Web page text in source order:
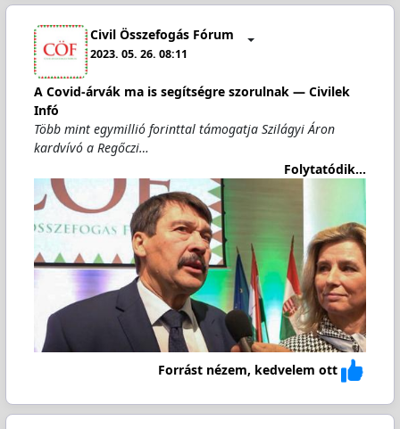
Civil Összefogás Fórum
2023. 05. 26. 08:11
A Covid-árvák ma is segítségre szorulnak — Civilek
Infó
Több mint egymillió forinttal támogatja Szilágyi Áron
kardvívó a Regőczi…
Folytatódik...
Forrást nézem, kedvelem ott